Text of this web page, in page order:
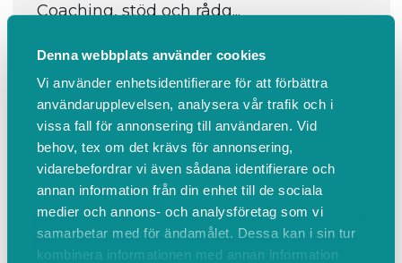
Denna webbplats använder cookies
Vi använder enhetsidentifierare för att förbättra
användarupplevelsen, analysera vår trafik och i
vissa fall för annonsering till användaren. Vid
behov, tex om det krävs för annonsering,
vidarebefordrar vi även sådana identifierare och
annan information från din enhet till de sociala
medier och annons- och analysföretag som vi
samarbetar med för ändamålet. Dessa kan i sin tur
kombinera informationen med annan information
Coaching, stöd och rådg...
Boka Events Om oss
Om oss
Vårt teamKontakta oss
En mänsklig röst i en digital värld.
Coaching, stöd och rådgivning för unga vuxna,